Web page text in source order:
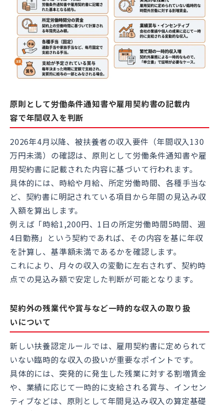
原則として労働条件通知書や雇用契約書の記載内
容で年間収入を判断
2026年4月以降、被扶養者の収入要件（年間収入130
万円未満）の確認は、原則として労働条件通知書や雇
用契約書に記載された内容に基づいて行われます。
具体的には、時給や月給、所定労働時間、各種手当な
ど、契約書に明記されている項目から年間の見込み収
入額を算出します。
例えば「時給1,200円、1日の所定労働時間5時間、週
4日勤務」という契約であれば、その内容を基に年収
を計算し、基準額未満であるかを確認します。
これにより、月々の収入の変動に左右されず、契約時
点での見込み額で安定した判断が可能となります。
契約外の残業代や賞与など一時的な収入の取り扱
いについて
新しい扶養認定ルールでは、雇用契約書に定められて
いない臨時的な収入の扱いが重要なポイントです。
具体的には、突発的に発生した残業に対する割増賃金
や、業績に応じて一時的に支給される賞与、インセン
ティブなどは、原則として年間見込み収入の算定基礎